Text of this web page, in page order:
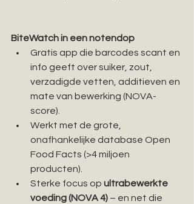
BiteWatch in een notendop
Gratis app die barcodes scant en
info geeft over suiker, zout,
verzadigde vetten, additieven en
mate van bewerking (NOVA-
score).
Werkt met de grote,
onafhankelijke database Open
Food Facts (>4 miljoen
producten).
Sterke focus op ultrabewerkte
voeding (NOVA 4) – en net die